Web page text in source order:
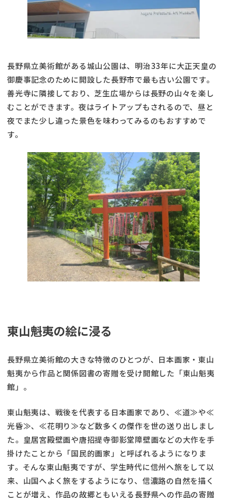
長野県立美術館がある城山公園は、明治33年に大正天皇の
御慶事記念のために開設した長野市で最も古い公園です。
善光寺に隣接しており、芝生広場からは長野の山々を楽し
むことができます。夜はライトアップもされるので、昼と
夜でまた少し違った景色を味わってみるのもおすすめで
す。
東山魁夷の絵に浸る
長野県立美術館の大きな特徴のひとつが、日本画家・東山
魁夷から作品と関係図書の寄贈を受け開館した「東山魁夷
館」。
東山魁夷は、戦後を代表する日本画家であり、≪道≫や≪
光昏≫、≪花明り≫など数多くの傑作を世の送り出しまし
た。皇居宮殿壁画や唐招提寺御影堂障壁画などの大作を手
掛けたことから「国民的画家」と呼ばれるようになりま
す。そんな東山魁夷ですが、学生時代に信州へ旅をして以
来、山国へよく旅をするようになり、信濃路の自然を描く
ことが増え、作品の故郷ともいえる長野県への作品の寄贈